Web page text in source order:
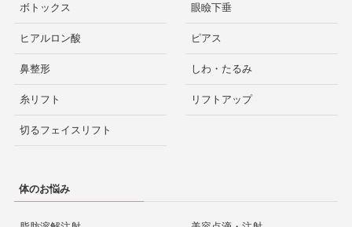
ボトックス
ヒアルロン酸
鼻整形
糸リフト
切るフェイスリフト
眼瞼下垂
ピアス
しわ・たるみ
リフトアップ
体のお悩み